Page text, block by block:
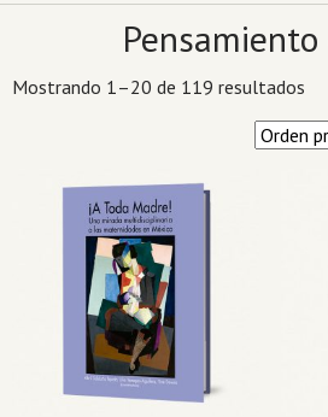
Mostrando 1–20 de 119 resultados